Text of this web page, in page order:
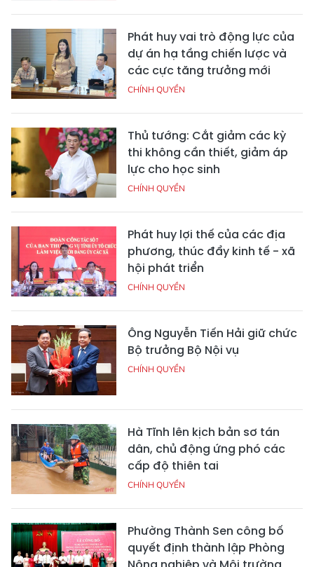
Phát huy vai trò động lực của
dự án hạ tầng chiến lược và
các cực tăng trưởng mới
CHÍNH QUYỀN
Thủ tướng: Cắt giảm các kỳ
thi không cần thiết, giảm áp
lực cho học sinh
CHÍNH QUYỀN
Phát huy lợi thế của các địa
phương, thúc đẩy kinh tế - xã
hội phát triển
CHÍNH QUYỀN
Ông Nguyễn Tiến Hải giữ chức
Bộ trưởng Bộ Nội vụ
CHÍNH QUYỀN
Hà Tĩnh lên kịch bản sơ tán
dân, chủ động ứng phó các
cấp độ thiên tai
CHÍNH QUYỀN
Phường Thành Sen công bố
quyết định thành lập Phòng